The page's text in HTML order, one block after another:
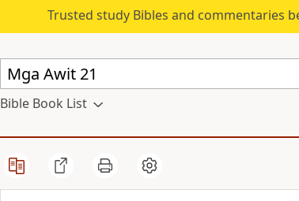
Trusted study Bibles and commentaries
Bible Book List